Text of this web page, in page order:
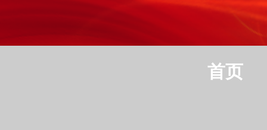
大国展会 大国保险 云顶对话
片库
首页